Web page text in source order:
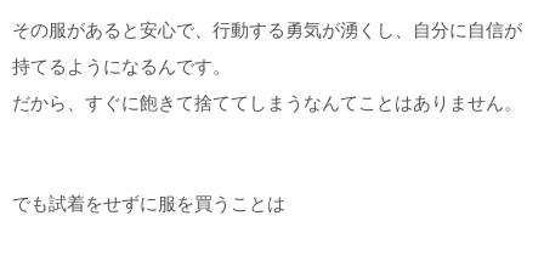
その服があると安心で、行動する勇気が湧くし、自分に自信が
持てるようになるんです。
だから、すぐに飽きて捨ててしまうなんてことはありません。
でも試着をせずに服を買うことは